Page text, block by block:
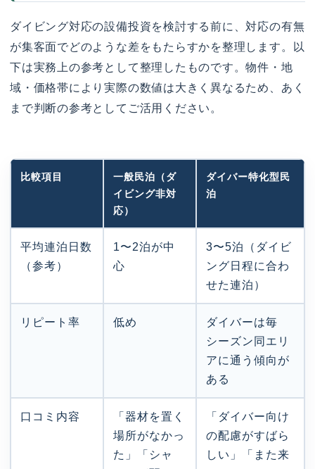
ダイビング対応の設備投資を検討する前に、対応の有無
が集客面でどのような差をもたらすかを整理します。以
下は実務上の参考として整理したものです。物件・地
域・価格帯により実際の数値は大きく異なるため、あく
まで判断の参考としてご活用ください。
比較項目
一般民泊（ダ
イビング非対
応）
ダイバー特化型民
泊
平均連泊日数
（参考）
1〜2泊が中
心
3〜5泊（ダイビ
ング日程に合わ
せた連泊）
リピート率 低め
ダイバーは毎
シーズン同エリ
アに通う傾向が
ある
口コミ内容
「器材を置く
場所がなかっ
た」「シャ
「ダイバー向け
の配慮がすばら
しい」「また来